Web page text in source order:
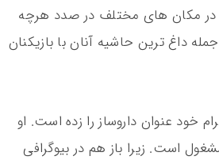
در مکان های مختلف در صدد هرچه
داغ ترین حاشیه آنان با بازیکنان
خود عنوان داروساز را زده است. او
است. زیرا باز هم در بیوگرافی